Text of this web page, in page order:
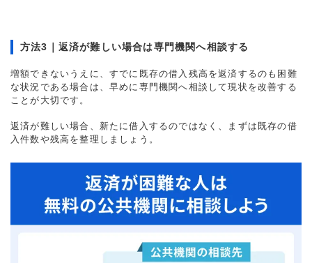
方法3｜返済が難しい場合は専門機関へ相談する
増額できないうえに、すでに既存の借入残高を返済するのも困難
な状況である場合は、早めに専門機関へ相談して現状を改善する
ことが大切です。
返済が難しい場合、新たに借入するのではなく、まずは既存の借
入件数や残高を整理しましょう。